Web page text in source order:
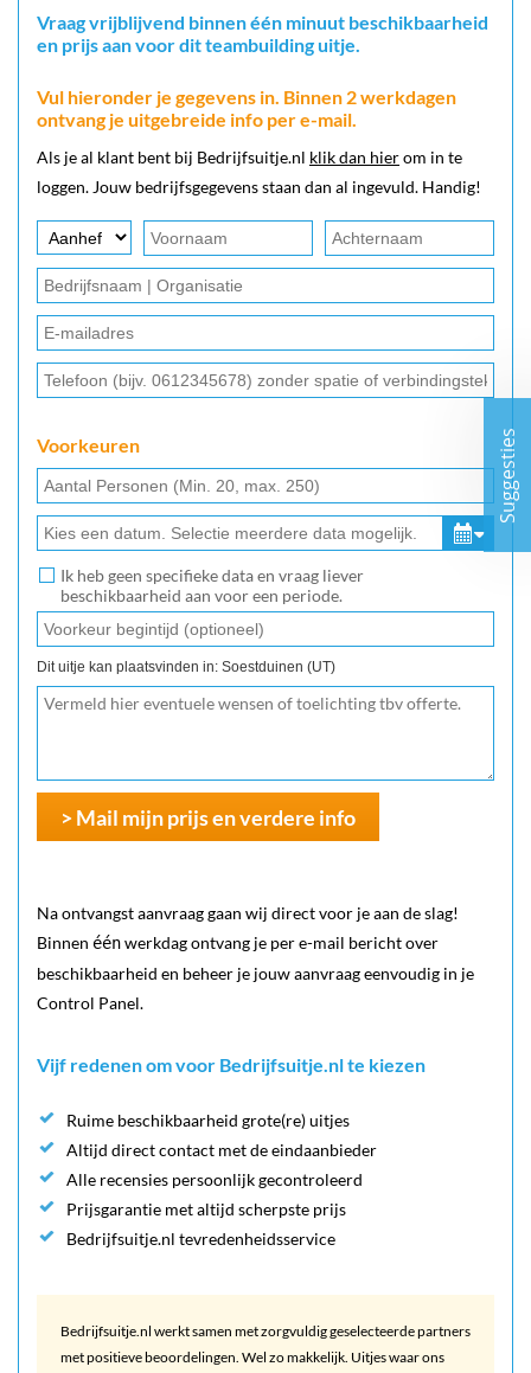
Vraag vrijblijvend binnen één minuut beschikbaarheid
en prijs aan voor dit teambuilding uitje.
Vul hieronder je gegevens in. Binnen 2 werkdagen
ontvang je uitgebreide info per e-mail.
Als je al klant bent bij Bedrijfsuitje.nl klik dan hierom in te
loggen. Jouw bedrijfsgegevens staan dan al ingevuld. Handig!
Voorkeuren
Ik heb geen specifieke data en vraag liever
beschikbaarheid aan voor een periode.
Dit uitje kan plaatsvinden in: Soestduinen (UT)
> Mail mijn prijs en verdere info
Na ontvangst aanvraag gaan wij direct voor je aan de slag!
Binnen éénwerkdag ontvang je per e-mail bericht over
beschikbaarheid en beheer je jouw aanvraag eenvoudig in je
Control Panel.
Vijf redenen om voor Bedrijfsuitje.nl te kiezen
Ruime beschikbaarheid grote(re) uitjes
Altijd direct contact met de eindaanbieder
Alle recensies persoonlijk gecontroleerd
Prijsgarantie met altijd scherpste prijs
Bedrijfsuitje.nl tevredenheidsservice
Bedrijfsuitje.nl werkt samen met zorgvuldig geselecteerde partners
met positieve beoordelingen. Wel zo makkelijk. Uitjes waar ons
Suggesties